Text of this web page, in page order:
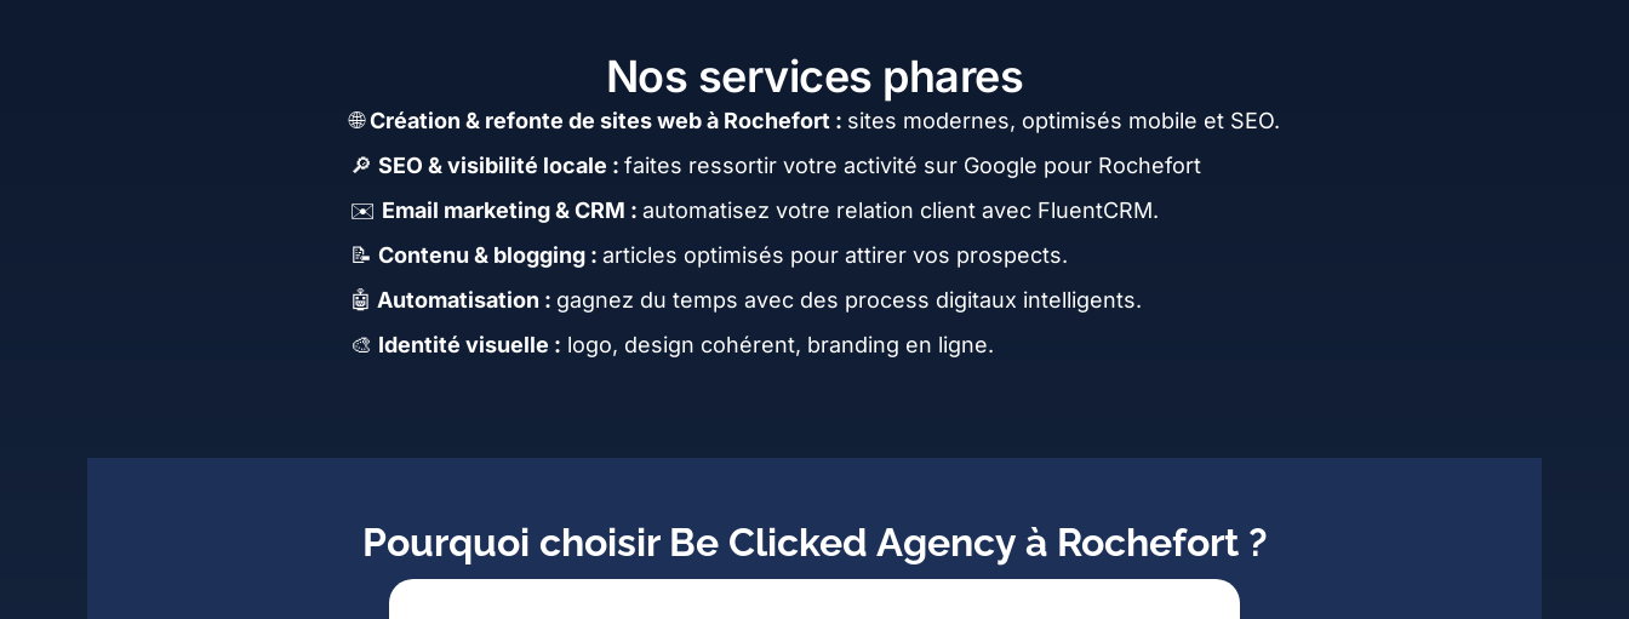
Nos services phares
🌐Création & refonte de sites web à Rochefort : sites modernes, optimisés mobile et SEO.
🔎 SEO & visibilité locale : faites ressortir votre activité sur Google pour Rochefort
✉️ Email marketing & CRM : automatisez votre relation client avec FluentCRM.
📝 Contenu & blogging : articles optimisés pour attirer vos prospects.
🤖 Automatisation : gagnez du temps avec des process digitaux intelligents.
🎨 Identité visuelle : logo, design cohérent, branding en ligne.
Pourquoi choisir Be Clicked Agency à Rochefort ?